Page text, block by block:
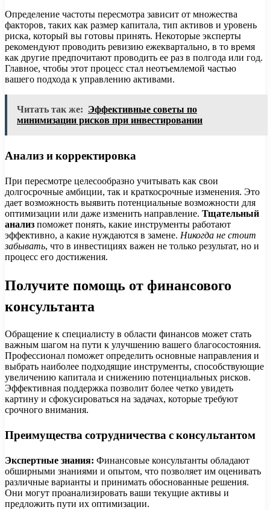
Определение частоты пересмотра зависит от множества
факторов, таких как размер капитала, тип активов и уровень
риска, который вы готовы принять. Некоторые эксперты
рекомендуют проводить ревизию ежеквартально, в то время
как другие предпочитают проводить ее раз в полгода или год.
Главное, чтобы этот процесс стал неотъемлемой частью
вашего подхода к управлению активами.
Читать так же: Эффективные советы по
минимизации рисков при инвестировании
Анализ и корректировка
При пересмотре целесообразно учитывать как свои
долгосрочные амбиции, так и краткосрочные изменения. Это
дает возможность выявить потенциальные возможности для
оптимизации или даже изменить направление. Тщательный
анализ поможет понять, какие инструменты работают
эффективно, а какие нуждаются в замене. Никогда не стоит
забывать, что в инвестициях важен не только результат, но и
процесс его достижения.
Получите помощь от финансового
консультанта
Обращение к специалисту в области финансов может стать
важным шагом на пути к улучшению вашего благосостояния.
Профессионал поможет определить основные направления и
выбрать наиболее подходящие инструменты, способствующие
увеличению капитала и снижению потенциальных рисков.
Эффективная поддержка позволит более четко увидеть
картину и сфокусироваться на задачах, которые требуют
срочного внимания.
Преимущества сотрудничества с консультантом
Экспертные знания: Финансовые консультанты обладают
обширными знаниями и опытом, что позволяет им оценивать
различные варианты и принимать обоснованные решения.
Они могут проанализировать ваши текущие активы и
предложить пути их оптимизации.